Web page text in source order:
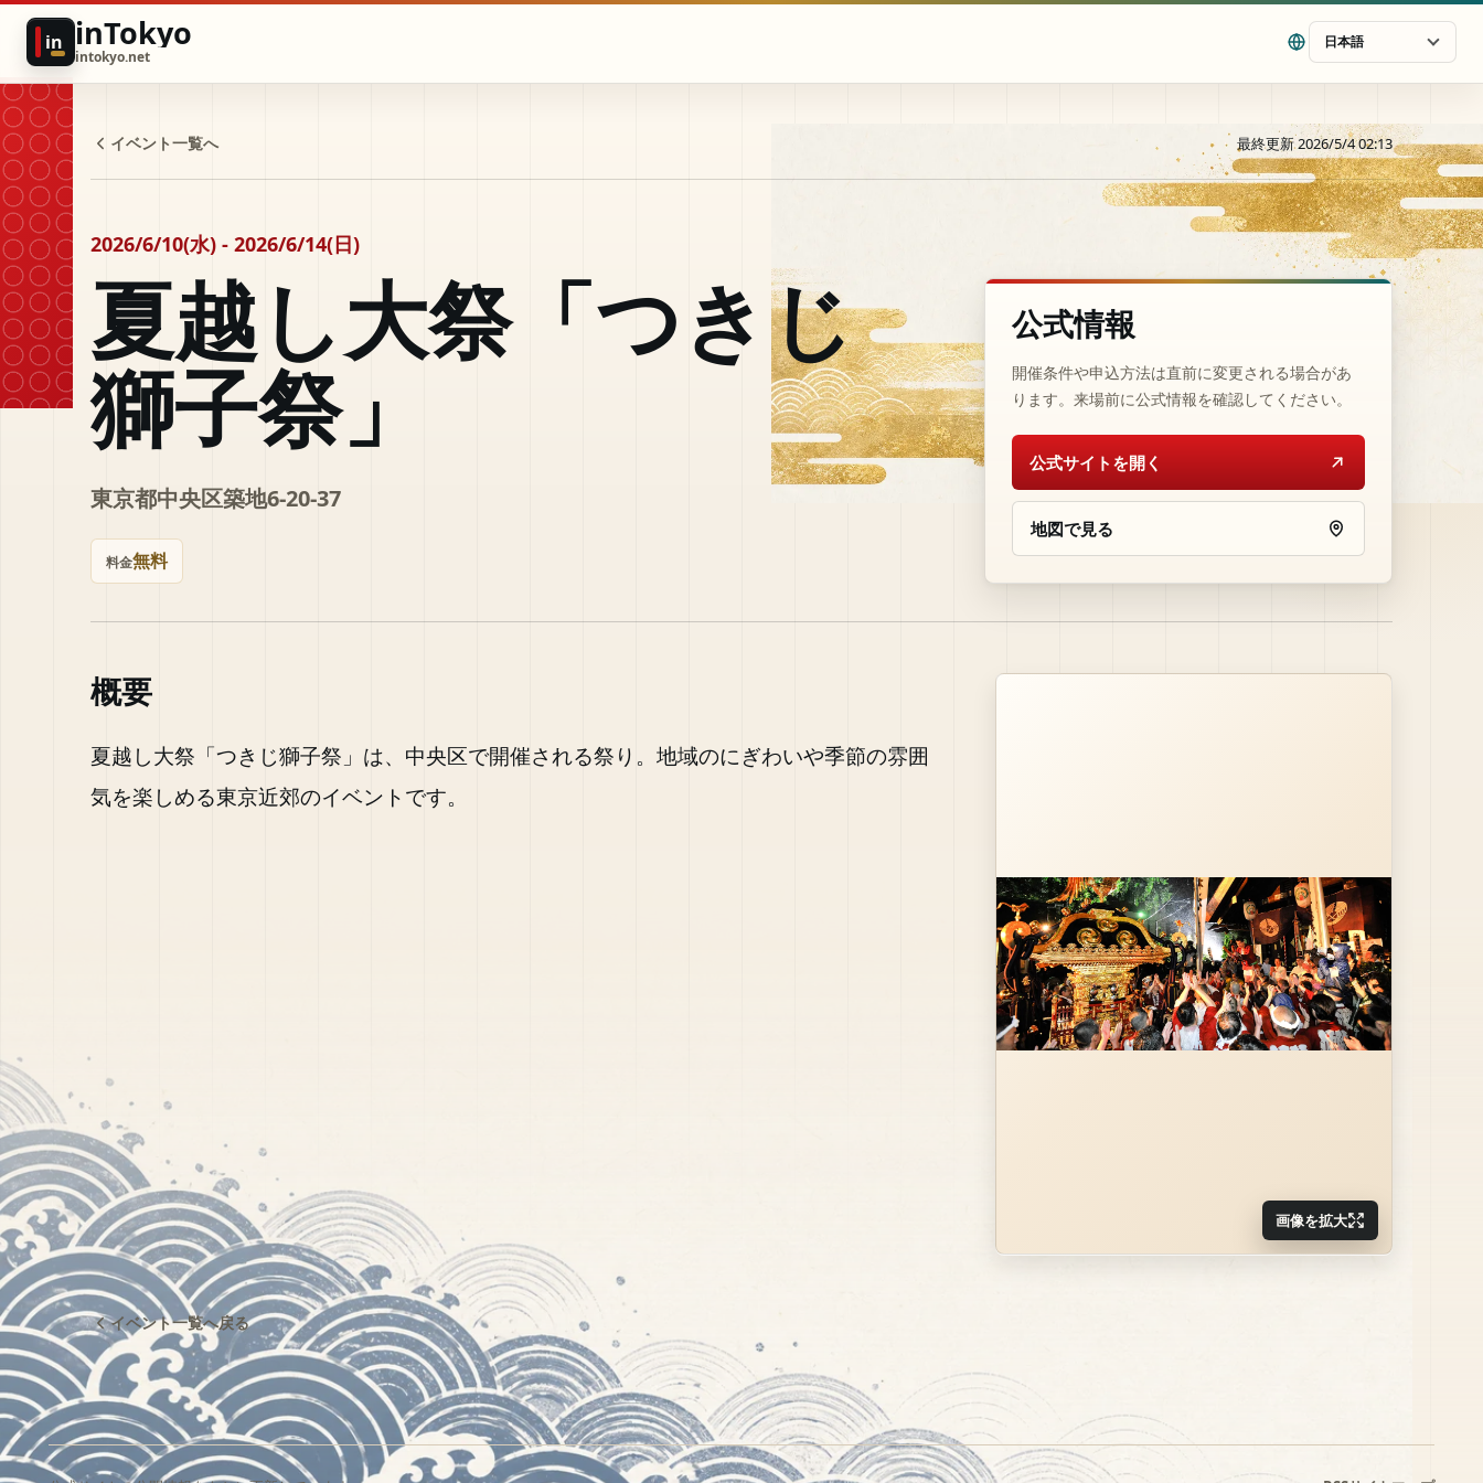
in inTokyo
intokyo.net
日本語
イベント一覧へ 最終更新 2026/5/4 02:13
2026/6/10(水) - 2026/6/14(日)
夏越し大祭「つきじ
獅子祭」
東京都中央区築地6-20-37
料金無料
公式情報
開催条件や申込方法は直前に変更される場合があ
ります。来場前に公式情報を確認してください。
公式サイトを開く
地図で見る
概要
夏越し大祭「つきじ獅子祭」は、中央区で開催される祭り。地域のにぎわいや季節の雰囲
気を楽しめる東京近郊のイベントです。
画像を拡大
イベント一覧へ戻る